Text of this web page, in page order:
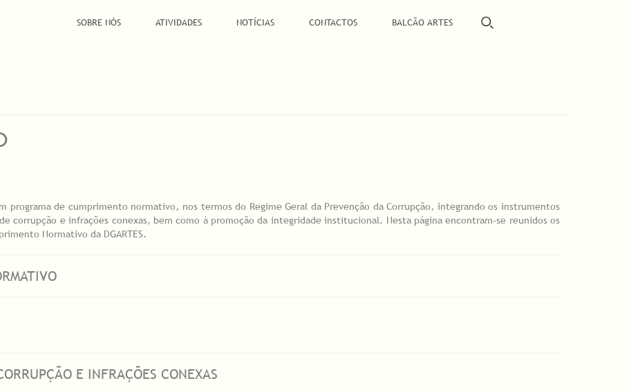
SOBRE NÓS ATIVIDADES NOTÍCIAS CONTACTOS BALCÃO ARTES
programa de cumprimento normativo, nos termos do Regime Geral da Prevenção da Corrupção, integrando os instrumentos
corrupção e infrações conexas, bem como à promoção da integridade institucional. Nesta página encontram-se reunidos os
Normativo da DGARTES.
E INFRAÇÕES CONEXAS